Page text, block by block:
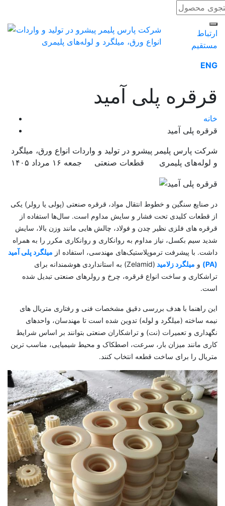
ارتباط
مستقیم
ENG
قرقره پلی آمید
خانه
قرقره پلی آمید
شرکت پارس پلیمر پیشرو در تولید و واردات انواع ورق، میلگرد
و لوله‌های پلیمری
قطعات صنعتی جمعه ۱۶ مرداد ۱۴۰۵
در صنایع سنگین و خطوط انتقال مواد، قرقره صنعتی (پولی یا رولر) یکی
از قطعات کلیدی تحت فشار و سایش مداوم است. سال‌ها استفاده از
قرقره ‌های فلزی نظیر چدن و فولاد، چالش‌ هایی مانند وزن بالا، سایش
شدید سیم بکسل، نیاز مداوم به روانکاری و روانکاری مکرر را به همراه
داشت. با پیشرفت ترموپلاستیک‌های مهندسی، استفاده از میلگرد پلی آمید
(PA)
و میلگرد زلامید
(Zelamid) به استانداردی هوشمندانه برای
تراشکاری و ساخت انواع قرقره، چرخ و رولرهای صنعتی تبدیل شده
است.
این راهنما با هدف بررسی دقیق مشخصات فنی و رفتاری متریال‌ های
نیمه ‌ساخته (میلگرد و لوله) تدوین شده است تا مهندسان، واحدهای
نگهداری و تعمیرات (نت) و تراشکاران صنعتی بتوانند بر اساس شرایط
کاری مانند میزان بار، سرعت، اصطکاک و محیط شیمیایی، مناسب‌ ترین
متریال را برای ساخت قطعه انتخاب کنند.